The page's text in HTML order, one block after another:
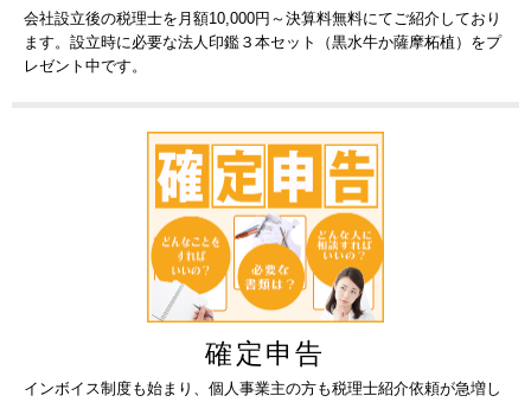
会社設立後の税理士を月額10,000円～決算料無料にてご紹介しており
ます。設立時に必要な法人印鑑３本セット（黒水牛か薩摩柘植）をプ
レゼント中です。
確定申告
インボイス制度も始まり、個人事業主の方も税理士紹介依頼が急増し